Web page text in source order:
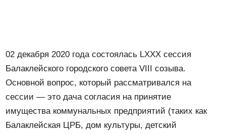
02 декабря 2020 года состоялась LXXX сессия
Балаклейского городского совета VIII созыва.
Основной вопрос, который рассматривался на
сессии — это дача согласия на принятие
имущества коммунальных предприятий (таких как
Балаклейская ЦРБ, дом культуры, детский